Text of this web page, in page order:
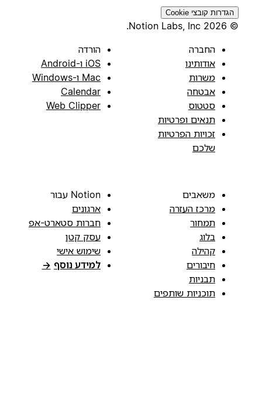
הגדרות קובצי Cookie
החברה
אודותינו
משרות
אבטחה
סטטוס
תנאים ופרטיות
זכויות הפרטיות
שלכם
הורדה
iOS ו-Android
Mac ו-Windows
Calendar
Web Clipper
משאבים
מרכז העזרה
תמחור
בלוג
קהילה
חיבורים
תבניות
תוכניות שותפים
Notion עבור
ארגונים
חברות סטארט-אפ
עסק קטן
שימוש אישי
למידע נוסף →